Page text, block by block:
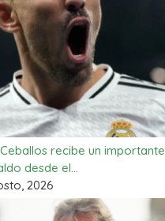
recibe un importante
desde el…
2026